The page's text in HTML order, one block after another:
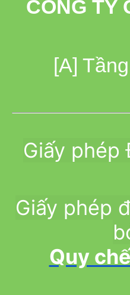
CÔNG TY
[A]
Giấy phép
Giấy phép
Quy